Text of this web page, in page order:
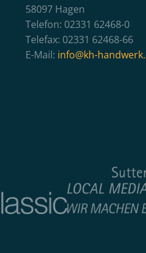
58097 Hagen
Telefon: 02331 62468-0
Telefax: 02331 62468-66
E-Mail: info@kh-